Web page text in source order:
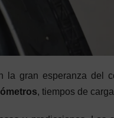
la gran esperanza del
, tiempos de